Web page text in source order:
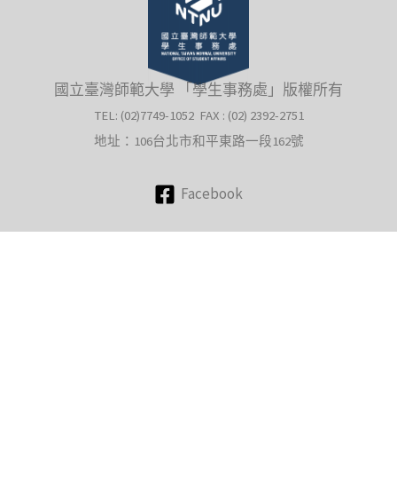
國立臺灣師範大學 「學生事務處」版權所有
TEL: (02)7749-1052 FAX : (02) 2392-2751
地址：106台北市和平東路一段162號
Facebook